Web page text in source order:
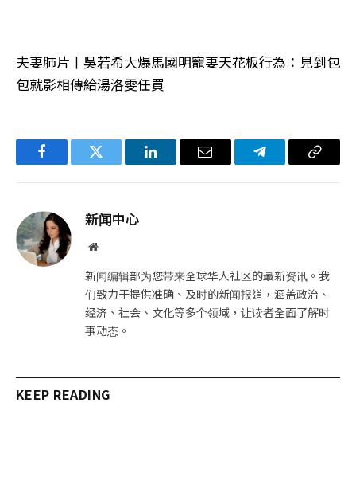
夫妻肺片丨吳若希大爆馬國明寵妻天花板行為：見到包
包就影相傳給湯洛雯任買
FacebookTwitter LinkedIn电
Telegram复
新闻中心
网
新闻编辑部为您带来全球华人社区的最新资讯。我
们致力于提供准确、及时的新闻报道，涵盖政治、
经济、社会、文化等多个领域，让读者全面了解时
事动态。
KEEP READING